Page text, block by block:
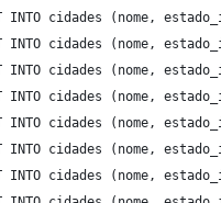
INTO cidades (nome,
INTO cidades (nome,
INTO cidades (nome,
INTO cidades (nome,
INTO cidades (nome,
INTO cidades (nome,
INTO cidades (nome,